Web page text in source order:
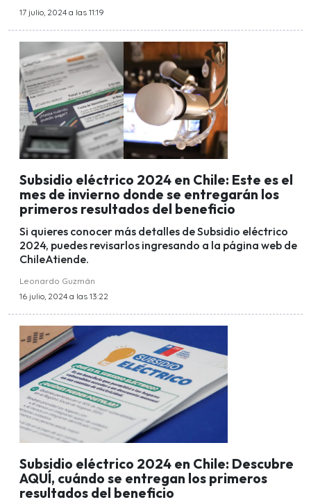
17 julio, 2024 a las 11:19
Subsidio eléctrico 2024 en Chile: Este es el
mes de invierno donde se entregarán los
primeros resultados del beneficio
Si quieres conocer más detalles de Subsidio eléctrico
2024, puedes revisarlos ingresando a la página web de
ChileAtiende.
Leonardo Guzmán
16 julio, 2024 a las 13:22
Subsidio eléctrico 2024 en Chile: Descubre
AQUÍ, cuándo se entregan los primeros
resultados del beneficio